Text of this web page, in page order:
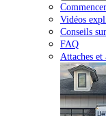
Vidéos
Conseils
FAQ
Attaches et